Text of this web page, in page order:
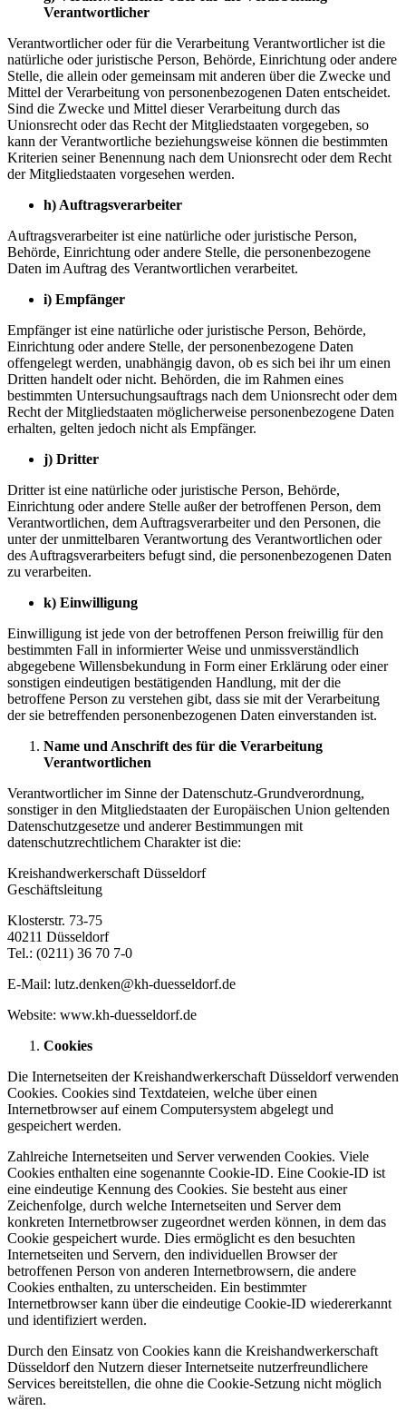
Verantwortlicher
Verantwortlicher oder für die Verarbeitung Verantwortlicher ist die
natürliche oder juristische Person, Behörde, Einrichtung oder andere
Stelle, die allein oder gemeinsam mit anderen über die Zwecke und
Mittel der Verarbeitung von personenbezogenen Daten entscheidet.
Sind die Zwecke und Mittel dieser Verarbeitung durch das
Unionsrecht oder das Recht der Mitgliedstaaten vorgegeben, so
kann der Verantwortliche beziehungsweise können die bestimmten
Kriterien seiner Benennung nach dem Unionsrecht oder dem Recht
der Mitgliedstaaten vorgesehen werden.
h) Auftragsverarbeiter
Auftragsverarbeiter ist eine natürliche oder juristische Person,
Behörde, Einrichtung oder andere Stelle, die personenbezogene
Daten im Auftrag des Verantwortlichen verarbeitet.
i) Empfänger
Empfänger ist eine natürliche oder juristische Person, Behörde,
Einrichtung oder andere Stelle, der personenbezogene Daten
offengelegt werden, unabhängig davon, ob es sich bei ihr um einen
Dritten handelt oder nicht. Behörden, die im Rahmen eines
bestimmten Untersuchungsauftrags nach dem Unionsrecht oder dem
Recht der Mitgliedstaaten möglicherweise personenbezogene Daten
erhalten, gelten jedoch nicht als Empfänger.
j) Dritter
Dritter ist eine natürliche oder juristische Person, Behörde,
Einrichtung oder andere Stelle außer der betroffenen Person, dem
Verantwortlichen, dem Auftragsverarbeiter und den Personen, die
unter der unmittelbaren Verantwortung des Verantwortlichen oder
des Auftragsverarbeiters befugt sind, die personenbezogenen Daten
zu verarbeiten.
k) Einwilligung
Einwilligung ist jede von der betroffenen Person freiwillig für den
bestimmten Fall in informierter Weise und unmissverständlich
abgegebene Willensbekundung in Form einer Erklärung oder einer
sonstigen eindeutigen bestätigenden Handlung, mit der die
betroffene Person zu verstehen gibt, dass sie mit der Verarbeitung
der sie betreffenden personenbezogenen Daten einverstanden ist.
Name und Anschrift des für die Verarbeitung
Verantwortlichen
Verantwortlicher im Sinne der Datenschutz-Grundverordnung,
sonstiger in den Mitgliedstaaten der Europäischen Union geltenden
Datenschutzgesetze und anderer Bestimmungen mit
datenschutzrechtlichem Charakter ist die:
Kreishandwerkerschaft Düsseldorf
Geschäftsleitung
Klosterstr. 73-75
40211 Düsseldorf
Tel.: (0211) 36 70 7-0
E-Mail: lutz.denken@kh-duesseldorf.de
Website: www.kh-duesseldorf.de
Cookies
Die Internetseiten der Kreishandwerkerschaft Düsseldorf verwenden
Cookies. Cookies sind Textdateien, welche über einen
Internetbrowser auf einem Computersystem abgelegt und
gespeichert werden.
Zahlreiche Internetseiten und Server verwenden Cookies. Viele
Cookies enthalten eine sogenannte Cookie-ID. Eine Cookie-ID ist
eine eindeutige Kennung des Cookies. Sie besteht aus einer
Zeichenfolge, durch welche Internetseiten und Server dem
konkreten Internetbrowser zugeordnet werden können, in dem das
Cookie gespeichert wurde. Dies ermöglicht es den besuchten
Internetseiten und Servern, den individuellen Browser der
betroffenen Person von anderen Internetbrowsern, die andere
Cookies enthalten, zu unterscheiden. Ein bestimmter
Internetbrowser kann über die eindeutige Cookie-ID wiedererkannt
und identifiziert werden.
Durch den Einsatz von Cookies kann die Kreishandwerkerschaft
Düsseldorf den Nutzern dieser Internetseite nutzerfreundlichere
Services bereitstellen, die ohne die Cookie-Setzung nicht möglich
wären.